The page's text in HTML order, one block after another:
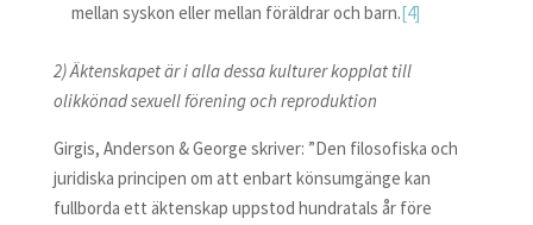
mellan syskon eller mellan föräldrar och barn.[4]
2) Äktenskapet är i alla dessa kulturer kopplat till
olikkönad sexuell förening och reproduktion
Girgis, Anderson & George skriver: ”Den filosofiska och
juridiska principen om att enbart könsumgänge kan
fullborda ett äktenskap uppstod hundratals år före